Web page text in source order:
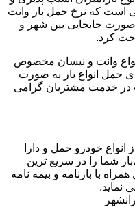
است که نرخ حمل بار وانت
جابجایی بین شهر و
کرد.
وانت و نیسان مخصوص
حمل انواع بار به صورت
در خدمت مشتریان گرامی
انواع خودرو حمل و دارا
شما را در سریع ترین
با بارنامه و بیمه نامه
نماید.